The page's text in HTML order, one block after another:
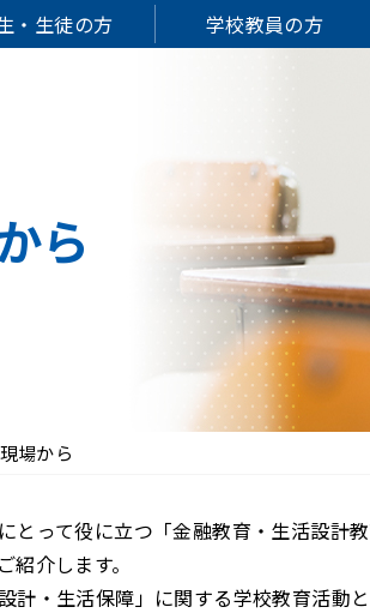
・生徒の方 学校教員の方
ら
場から
とって役に立つ「金融教育・生活設計
介します。
計・生活保障」に関する学校教育活